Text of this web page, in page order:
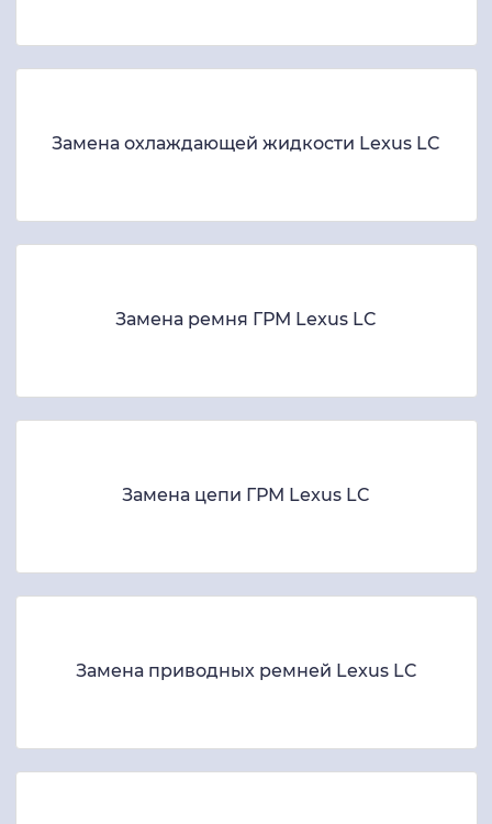
Замена охлаждающей жидкости Lexus LC
Замена ремня ГРМ Lexus LC
Замена цепи ГРМ Lexus LC
Замена приводных ремней Lexus LC